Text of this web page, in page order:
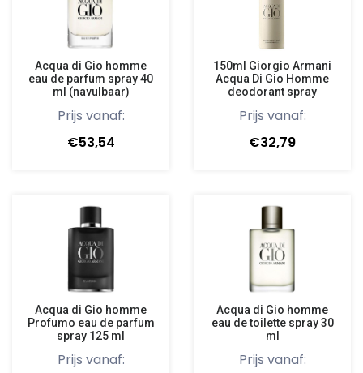
Acqua di Gio homme
eau de parfum spray 40
ml (navulbaar)
Prijs vanaf:
€53,54
150ml Giorgio Armani
Acqua Di Gio Homme
deodorant spray
Prijs vanaf:
€32,79
Acqua di Gio homme
Profumo eau de parfum
spray 125 ml
Prijs vanaf:
Acqua di Gio homme
eau de toilette spray 30
ml
Prijs vanaf: